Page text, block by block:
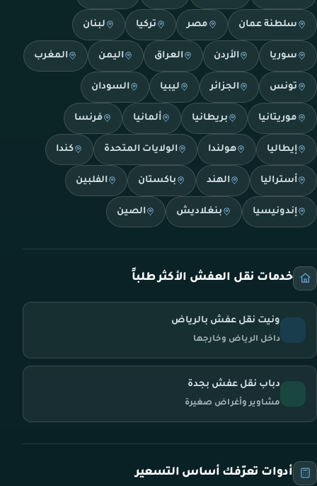
سلطنة عمان مصر تركيا لبنان
سوريا الأردن العراق اليمن المغرب
تونس الجزائر ليبيا السودان
موريتانيا بريطانيا ألمانيا فرنسا
إيطاليا هولندا الولايات المتحدة كندا
أستراليا الهند باكستان الفلبين
إندونيسيا بنغلاديش الصين
خدمات نقل العفش الأكثر طلباً
ونيت نقل عفش بالرياض
داخل الرياض وخارجها
دباب نقل عفش بجدة
مشاوير وأغراض صغيرة
أدوات تعرّفك أساس التسعير